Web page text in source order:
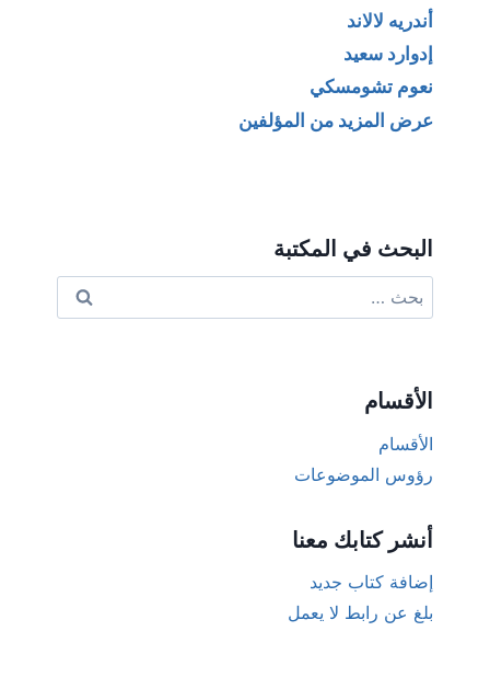
أندريه لالاند
إدوارد سعيد
نعوم تشومسكي
عرض المزيد من المؤلفين
البحث في المكتبة
عن:
الأقسام
الأقسام
رؤوس الموضوعات
أنشر كتابك معنا
إضافة كتاب جديد
بلغ عن رابط لا يعمل